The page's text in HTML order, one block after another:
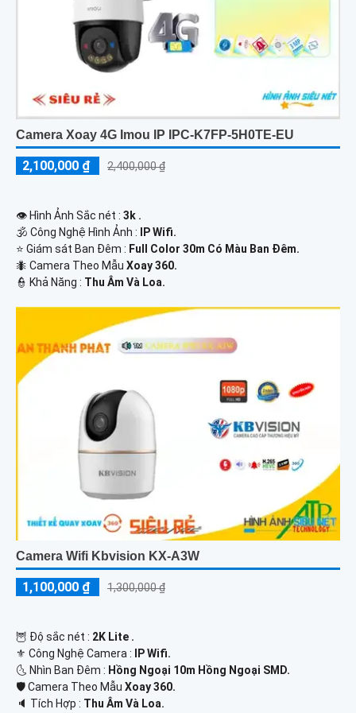
Camera Xoay 4G Imou IP IPC-K7FP-5H0TE-EU
2,100,000 ₫ 2,400,000 ₫
👁 Hình Ảnh Sắc nét : 3k .
🕉️ Công Nghệ Hình Ảnh :
IP Wifi.
⭐ Giám sát Ban Đêm : Full Color 30m Có Màu Ban Ðêm.
🐜 Camera Theo Mẫu Xoay 360.
️👮 Khả Năng : Thu Âm Và Loa.
Camera Wifi Kbvision KX-A3W
1,100,000 ₫ 1,300,000 ₫
🦉 Độ sắc nét : 2K Lite .
⚜️ Công Nghệ Camera :
IP Wifi.
🌜 Nhìn Ban Đêm : Hồng Ngoại 10m Hồng Ngoại SMD.
🛡 Camera Theo Mẫu Xoay 360.
️🔈 Tích Hợp : Thu Âm Và Loa.